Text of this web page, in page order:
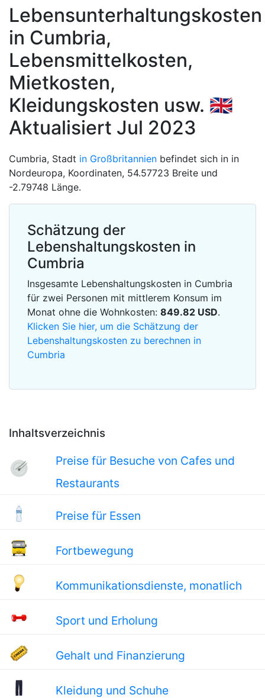
Lebensunterhaltungskosten
in Cumbria,
Lebensmittelkosten,
Mietkosten,
Kleidungskosten usw. 🇬🇧
Aktualisiert Jul 2023
Inhaltsverzeichnis
Preise für Besuche von Cafes und
Restaurants
Preise für Essen
Fortbewegung
Kommunikationsdienste, monatlich
Sport und Erholung
Gehalt und Finanzierung
Kleidung und Schuhe
Cumbria, Stadt in Großbritannien befindet sich in in
Nordeuropa, Koordinaten, 54.57723 Breite und
-2.79748 Länge.
Schätzung der
Lebenshaltungskosten in
Cumbria
Insgesamte Lebenshaltungskosten in Cumbria
für zwei Personen mit mittlerem Konsum im
Monat ohne die Wohnkosten: 849.82 USD.
Klicken Sie hier, um die Schätzung der
Lebenshaltungskosten zu berechnen in
Cumbria